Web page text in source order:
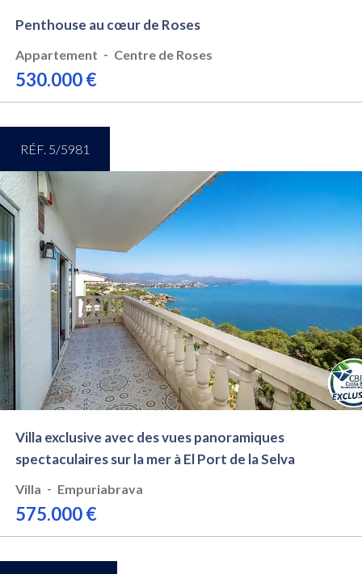
Penthouse au cœur de Roses
Appartement - Centre de Roses
530.000 €
RÉF. 5/5981
Villa exclusive avec des vues panoramiques
spectaculaires sur la mer à El Port de la Selva
Villa - Empuriabrava
575.000 €